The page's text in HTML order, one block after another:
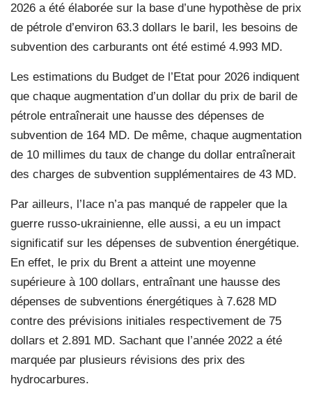
2026 a été élaborée sur la base d’une hypothèse de prix
de pétrole d’environ 63.3 dollars le baril, les besoins de
subvention des carburants ont été estimé 4.993 MD.
Les estimations du Budget de l’Etat pour 2026 indiquent
que chaque augmentation d’un dollar du prix de baril de
pétrole entraînerait une hausse des dépenses de
subvention de 164 MD. De même, chaque augmentation
de 10 millimes du taux de change du dollar entraînerait
des charges de subvention supplémentaires de 43 MD.
Par ailleurs, l’Iace n’a pas manqué de rappeler que la
guerre russo-ukrainienne, elle aussi, a eu un impact
significatif sur les dépenses de subvention énergétique.
En effet, le prix du Brent a atteint une moyenne
supérieure à 100 dollars, entraînant une hausse des
dépenses de subventions énergétiques à 7.628 MD
contre des prévisions initiales respectivement de 75
dollars et 2.891 MD. Sachant que l’année 2022 a été
marquée par plusieurs révisions des prix des
hydrocarbures.